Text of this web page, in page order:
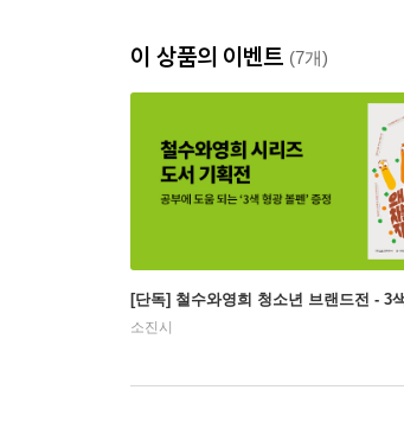
이 상품의 이벤트 (7개)
[단독] 철수와영희 청소년 브랜드전 - 3
소진시